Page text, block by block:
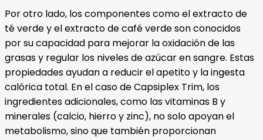
Por otro lado, los componentes como el extracto de
té verde y el extracto de café verde son conocidos
por su capacidad para mejorar la oxidación de las
grasas y regular los niveles de azúcar en sangre. Estas
propiedades ayudan a reducir el apetito y la ingesta
calórica total. En el caso de Capsiplex Trim, los
ingredientes adicionales, como las vitaminas B y
minerales (calcio, hierro y zinc), no solo apoyan el
metabolismo, sino que también proporcionan